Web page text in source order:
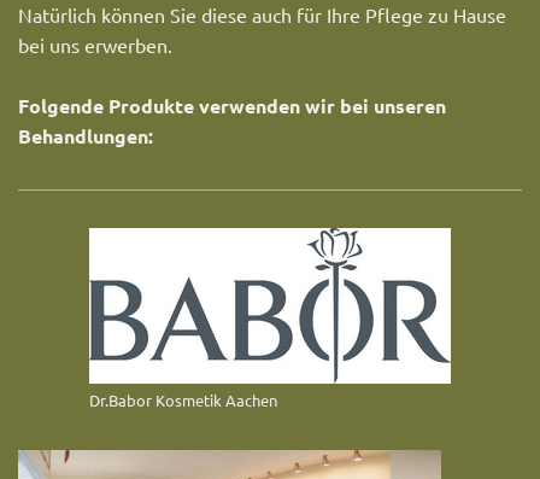
Natürlich können Sie diese auch für Ihre Pflege zu Hause
bei uns erwerben.
Folgende Produkte verwenden wir bei unseren
Behandlungen:
Dr.Babor Kosmetik Aachen